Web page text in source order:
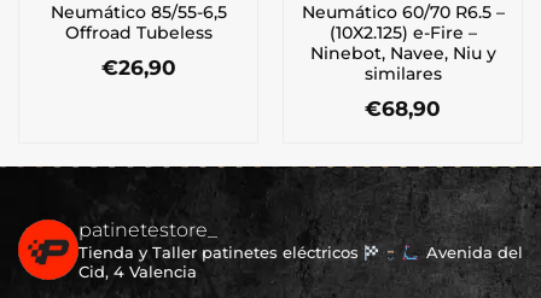
Neumático 85/55-6,5
Offroad Tubeless
€26,90
Neumático 60/70 R6.5 –
(10X2.125) e-Fire –
Ninebot, Navee, Niu y
similares
€68,90
patinetestore_
Tienda y Taller patinetes eléctricos
Avenida del
Cid, 4 Valencia